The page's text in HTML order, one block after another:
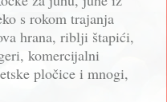
s rokom trajanja
hrana, riblji štapići,
komercijalni
pločice i mnogi,